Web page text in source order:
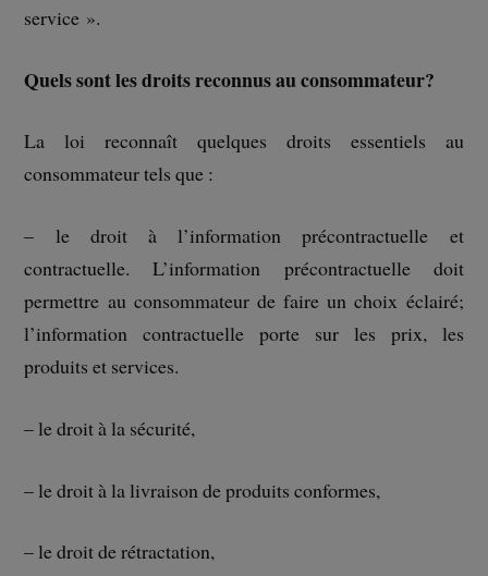
service ».
Quels sont les droits reconnus au consommateur?
La loi reconnaît quelques droits essentiels au
consommateur tels que :
– le droit à l’information précontractuelle et
contractuelle. L’information précontractuelle doit
permettre au consommateur de faire un choix éclairé;
l’information contractuelle porte sur les prix, les
produits et services.
– le droit à la sécurité,
– le droit à la livraison de produits conformes,
– le droit de rétractation,